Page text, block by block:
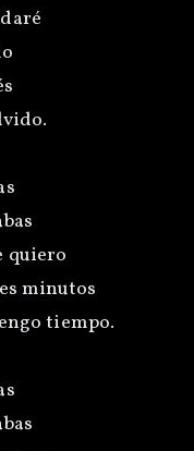
quiero
minutos
tiempo.